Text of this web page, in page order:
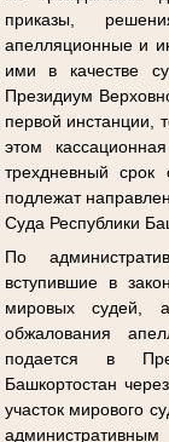
приказы,
апелляционные и
ими в качестве
Президиум
первой инстанции,
этом
трехдневный
подлежат
Суда Республики
По
вступившие в
мировых судей,
обжалования
подается в
Башкортостан
участок мирового